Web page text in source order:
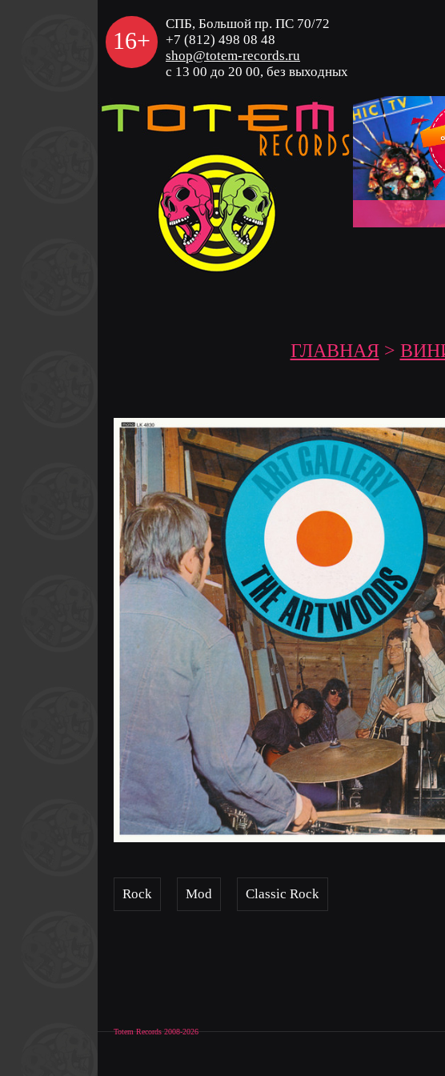
16+
СПБ, Большой пр. ПС 70/72
+7 (812) 498 08 48
shop@totem-records.ru
с 13 00 до 20 00, без выходных
ГЛАВНАЯ>
Rock Mod Classic Rock
Totem Records 2008-2026